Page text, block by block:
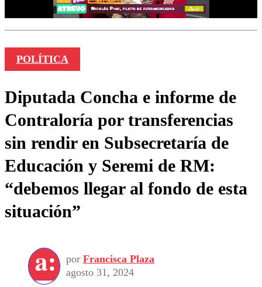
POLÍTICA
Diputada Concha e informe de
Contraloría por transferencias
sin rendir en Subsecretaría de
Educación y Seremi de RM:
“debemos llegar al fondo de esta
situación”
por Francisca Plaza
agosto 31, 2024